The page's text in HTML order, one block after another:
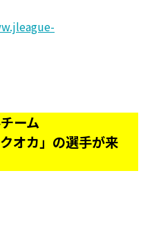
ーム
オカ」の選手が来